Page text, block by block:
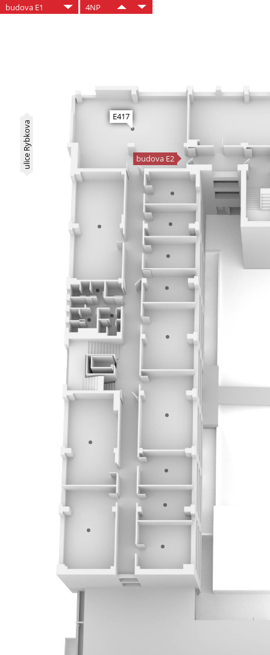
budova E1 4NP
budova E2
E417
ulice Rybkova